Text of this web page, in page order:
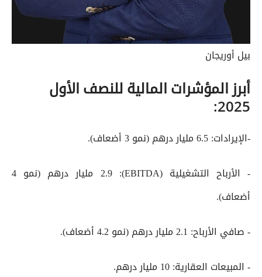
بيل أوريجان
أبرز المؤشرات المالية للنصف الأول
2025:
-الإيرادات: 6.5 مليار درهم (نمو 3 أضعاف).
- الأرباح التشغيلية (EBITDA): 2.9 مليار درهم (نمو 4
أضعاف).
- صافي الأرباح: 2.1 مليار درهم (نمو 4.2 أضعاف).
- المبيعات العقارية: 10 مليار درهم.